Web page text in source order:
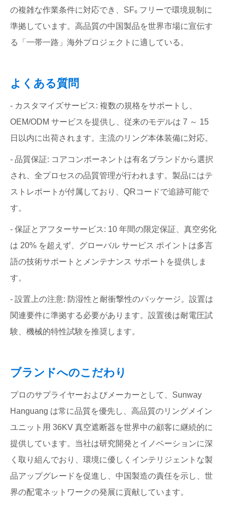
の複雑な作業条件に対応でき、SF₆ フリーで環境規制に
準拠しています。高品質の中国製品を世界市場に宣伝す
る「一帯一路」海外プロジェクトに適している。
よくある質問
- カスタマイズサービス: 複数の規格をサポートし、
OEM/ODM サービスを提供し、従来のモデルは 7 ～ 15
日以内に出荷されます。主流のリング本体装備に対応。
- 品質保証: コアコンポーネントは有名ブランドから選択
され、全プロセスの品質管理が行われます。製品にはテ
ストレポートが付属しており、QRコードで追跡可能で
す。
- 保証とアフターサービス: 10 年間の限定保証、真空劣化
は 20% を超えず、グローバル サービス ポイントは多言
語の技術サポートとメンテナンス サポートを提供しま
す。
- 設置上の注意: 防湿性と耐衝撃性のパッケージ。設置は
関連要件に準拠する必要があります。設置後は耐電圧試
験、機械的特性試験を推奨します。
ブランドへのこだわり
プロのサプライヤーおよびメーカーとして、Sunway
Hanguang は常に品質を優先し、高品質のリングメイン
ユニット用 36KV 真空遮断器を世界中の顧客に継続的に
提供しています。当社は研究開発とイノベーションに深
く取り組んでおり、環境に優しくインテリジェントな製
品アップグレードを促進し、中国製造の責任を示し、世
界の配電ネットワークの発展に貢献しています。